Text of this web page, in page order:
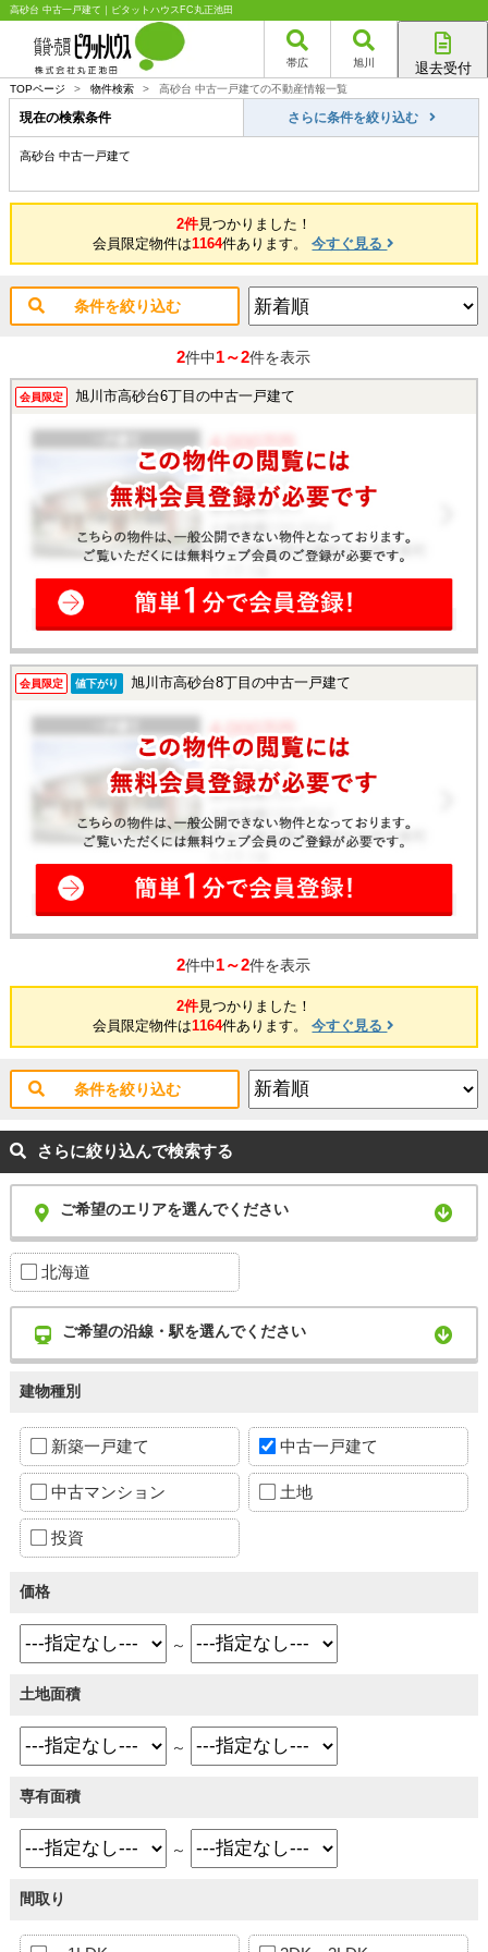
高砂台 中古一戸建て｜ピタットハウスFC丸正池田
帯広 旭川 退去受付
旭川店
TOPページ > 物件検索 > 高砂台 中古一戸建ての不動産情報一覧
現在の検索条件 さらに条件を絞り込む
高砂台 中古一戸建て
2件見つかりました！
会員限定物件は1164件あります。今すぐ見る
条件を絞り込む
2件中1～2件を表示
会員限定 旭川市高砂台6丁目の中古一戸建て
会員限定 値下がり 旭川市高砂台8丁目の中古一戸建て
2件中1～2件を表示
2件見つかりました！
会員限定物件は1164件あります。今すぐ見る
条件を絞り込む
さらに絞り込んで検索する
ご希望のエリアを選んでください
北海道
ご希望の沿線・駅を選んでください
建物種別
新築一戸建て 中古一戸建て
中古マンション 土地
投資
価格
～
土地面積
～
専有面積
～
間取り